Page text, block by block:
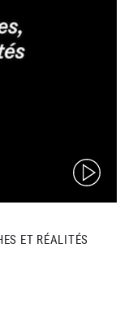
(video)
ET RÉALITÉS